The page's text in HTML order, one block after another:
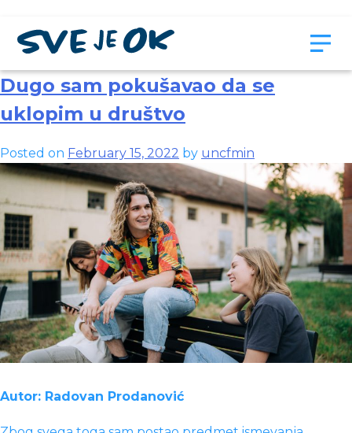
Month:February 2022
Dugo sam pokušavao da se
uklopim u društvo
Posted on February 15, 2022 by uncfmin
Autor: Radovan Prodanović